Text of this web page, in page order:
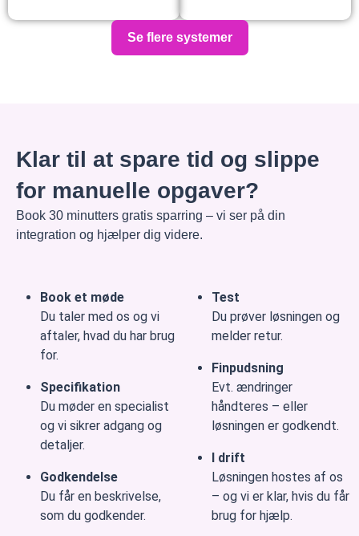
Se flere systemer
Klar til at spare tid og slippe
for manuelle opgaver?
Book 30 minutters gratis sparring – vi ser på din
integration og hjælper dig videre.
Book et møde
Du taler med os og vi
aftaler, hvad du har brug
for.
Specifikation
Du møder en specialist
og vi sikrer adgang og
detaljer.
Godkendelse
Du får en beskrivelse,
som du godkender.
Test
Du prøver løsningen og
melder retur.
Finpudsning
Evt. ændringer
håndteres – eller
løsningen er godkendt.
I drift
Løsningen hostes af os
– og vi er klar, hvis du får
brug for hjælp.